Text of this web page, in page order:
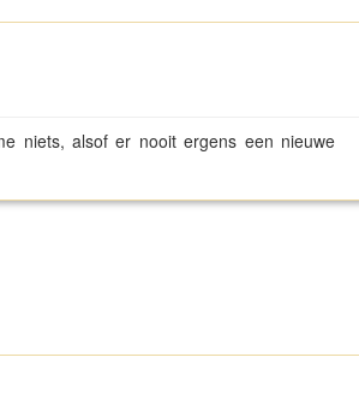
niets, alsof er nooit ergens een nieuwe